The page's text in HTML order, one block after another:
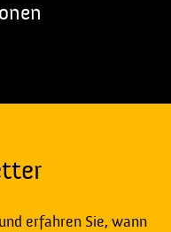
erfahren Sie, wann